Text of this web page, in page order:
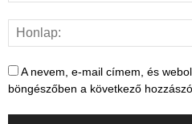
A nevem, e-mail címem, és
böngészőben a következő